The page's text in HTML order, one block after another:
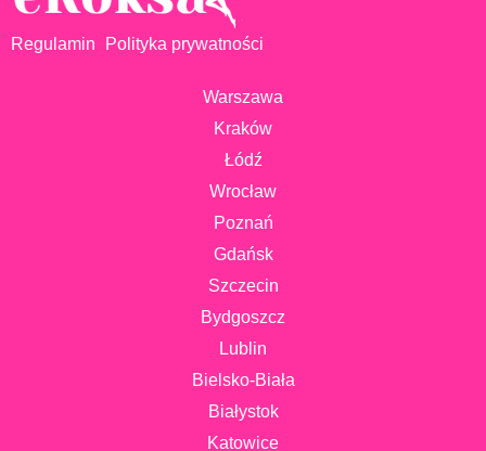
Regulamin Polityka prywatności
Warszawa
Kraków
Łódź
Wrocław
Poznań
Gdańsk
Szczecin
Bydgoszcz
Lublin
Bielsko-Biała
Białystok
Katowice